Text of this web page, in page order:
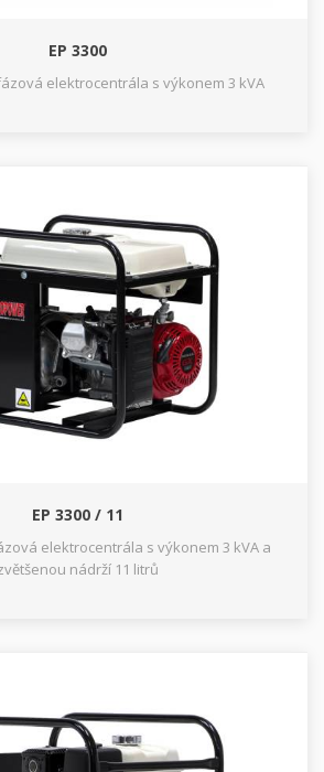
EP 3300
elektrocentrála s výkonem 3 kVA
EP 3300 / 11
elektrocentrála s výkonem 3 kVA a
nádrží 11 litrů